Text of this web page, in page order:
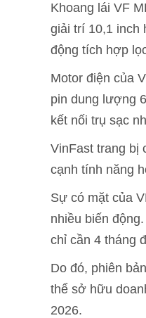
Khoang lái VF
giải trí 10,1 inch
động tích hợp
Motor điện của
pin dung lượng
kết nối trụ sạc
VinFast trang bị
cạnh tính năng
Sự có mặt của
nhiều biến
chỉ cần 4 tháng
Do đó, phiên
thể sở hữu
2026.